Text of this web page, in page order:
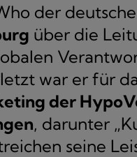
der
über die
war er für
der
, darunter
seine